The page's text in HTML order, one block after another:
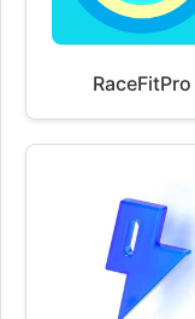
RaceFitPro